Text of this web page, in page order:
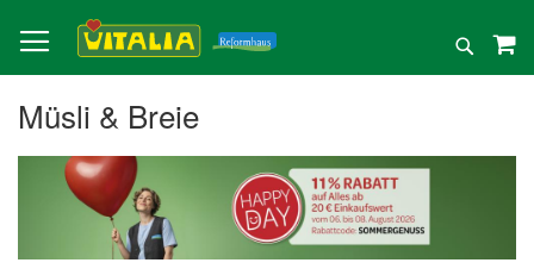
zum
Inhalt
Suche
Müsli & Breie